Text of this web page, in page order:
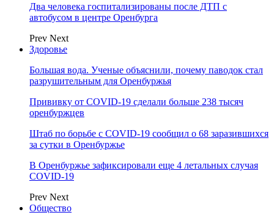
Два человека госпитализированы после ДТП с
автобусом в центре Оренбурга
Prev Next
Здоровье
Большая вода. Ученые объяснили, почему паводок стал
разрушительным для Оренбуржья
Прививку от COVID-19 сделали больше 238 тысяч
оренбуржцев
Штаб по борьбе с СOVID-19 сообщил о 68 заразившихся
за сутки в Оренбуржье
В Оренбуржье зафиксировали еще 4 летальных случая
COVID-19
Prev Next
Общество